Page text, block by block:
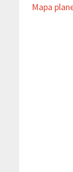
Mapa